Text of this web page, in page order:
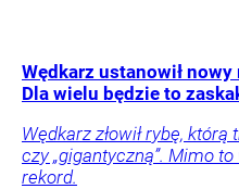
Wędkarz ustanowił nowy
Dla wielu będzie to
Wędkarz złowił rybę,
czy „gigantyczną”. Mimo
rekord.